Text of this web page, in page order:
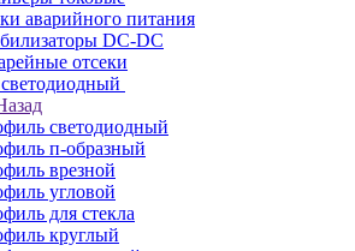
аварийного питания
DC-DC
отсеки
светодиодный
п-образный
врезной
угловой
для стекла
круглый